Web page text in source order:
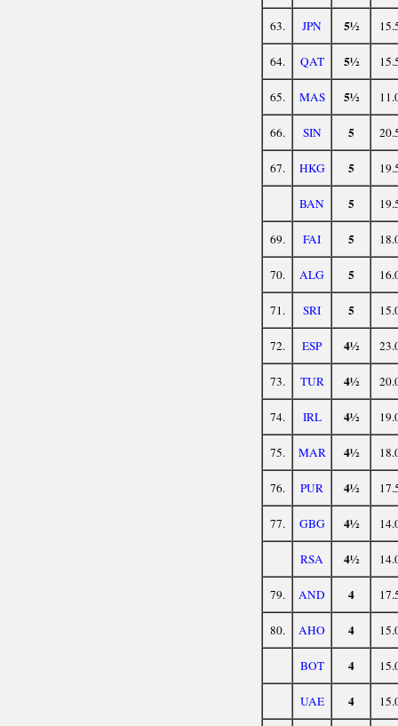
63. JPN 5½
64. QAT 5½
65. MAS 5½
66. SIN 5
67. HKG 5
BAN 5
69. FAI 5
70. ALG 5
71. SRI 5
72. ESP 4½
73. TUR 4½
74. IRL 4½
75. MAR 4½
76. PUR 4½
77. GBG 4½
RSA 4½
79. AND 4
80. AHO 4
BOT 4
UAE 4